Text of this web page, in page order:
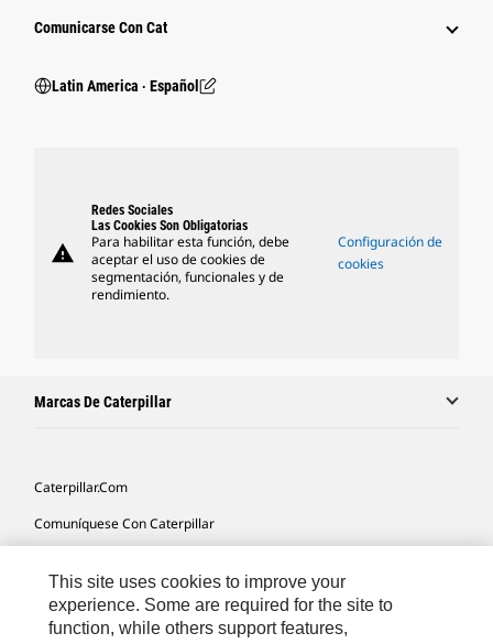
Comunicarse Con Cat
Latin America ‧ Español
warning
Redes Sociales
Las Cookies Son Obligatorias
Para habilitar esta función, debe
aceptar el uso de cookies de
segmentación, funcionales y de
rendimiento.
Configuración de
cookies
Marcas De Caterpillar
Caterpillar.com
Comuníquese Con Caterpillar
Mapa Del Sitio
Cookie Settings
This site uses cookies to improve your
experience. Some are required for the site to
function, while others support features,